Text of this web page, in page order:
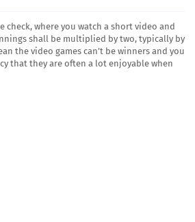
where you watch a short video and
shall be multiplied by two, typically by
the video games can’t be winners and you
that they are often a lot enjoyable when